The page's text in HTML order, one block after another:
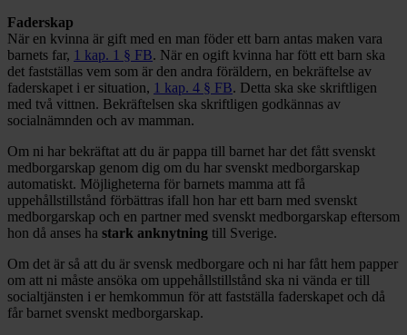
Faderskap
När en kvinna är gift med en man föder ett barn antas maken vara
barnets far, 1 kap. 1 § FB. När en ogift kvinna har fött ett barn ska
det fastställas vem som är den andra föräldern, en bekräftelse av
faderskapet i er situation, 1 kap. 4 § FB. Detta ska ske skriftligen
med två vittnen. Bekräftelsen ska skriftligen godkännas av
socialnämnden och av mamman.
Om ni har bekräftat att du är pappa till barnet har det fått svenskt
medborgarskap genom dig om du har svenskt medborgarskap
automatiskt. Möjligheterna för barnets mamma att få
uppehållstillstånd förbättras ifall hon har ett barn med svenskt
medborgarskap och en partner med svenskt medborgarskap eftersom
hon då anses ha stark anknytning till Sverige.
Om det är så att du är svensk medborgare och ni har fått hem papper
om att ni måste ansöka om uppehållstillstånd ska ni vända er till
socialtjänsten i er hemkommun för att fastställa faderskapet och då
får barnet svenskt medborgarskap.